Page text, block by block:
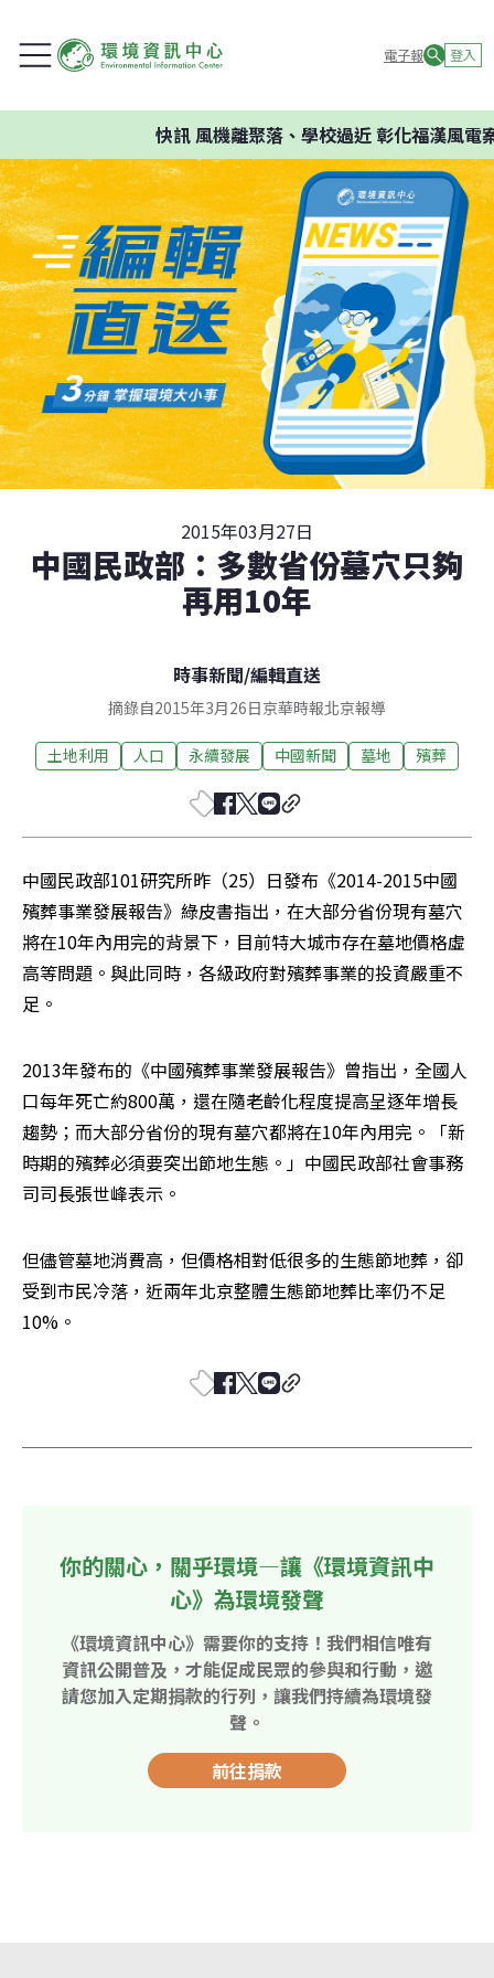
電子報 登入
快訊風機離聚落、學校過近 彰化福漢風電案
2015年03月27日
中國民政部：多數省份墓穴只夠
再用10年
時事新聞/編輯直送
摘錄自2015年3月26日京華時報北京報導
土地利用 人口 永續發展 中國新聞 墓地 殯葬
中國民政部101研究所昨（25）日發布《2014-2015中國
殯葬事業發展報告》綠皮書指出，在大部分省份現有墓穴
將在10年內用完的背景下，目前特大城市存在墓地價格虛
高等問題。與此同時，各級政府對殯葬事業的投資嚴重不
足。
2013年發布的《中國殯葬事業發展報告》曾指出，全國人
口每年死亡約800萬，還在隨老齡化程度提高呈逐年增長
趨勢；而大部分省份的現有墓穴都將在10年內用完。「新
時期的殯葬必須要突出節地生態。」中國民政部社會事務
司司長張世峰表示。
但儘管墓地消費高，但價格相對低很多的生態節地葬，卻
受到市民冷落，近兩年北京整體生態節地葬比率仍不足
10%。
你的關心，關乎環境—讓《環境資訊中
心》為環境發聲
《環境資訊中心》需要你的支持！我們相信唯有
資訊公開普及，才能促成民眾的參與和行動，邀
請您加入定期捐款的行列，讓我們持續為環境發
聲。
前往捐款